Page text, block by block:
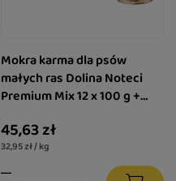
Mokra karma dla psów
małych ras Dolina Noteci
Premium Mix 12 x 100 g +
Moments z żołądkami
wołowymi 185 g
45,63 zł
32,95 zł / kg